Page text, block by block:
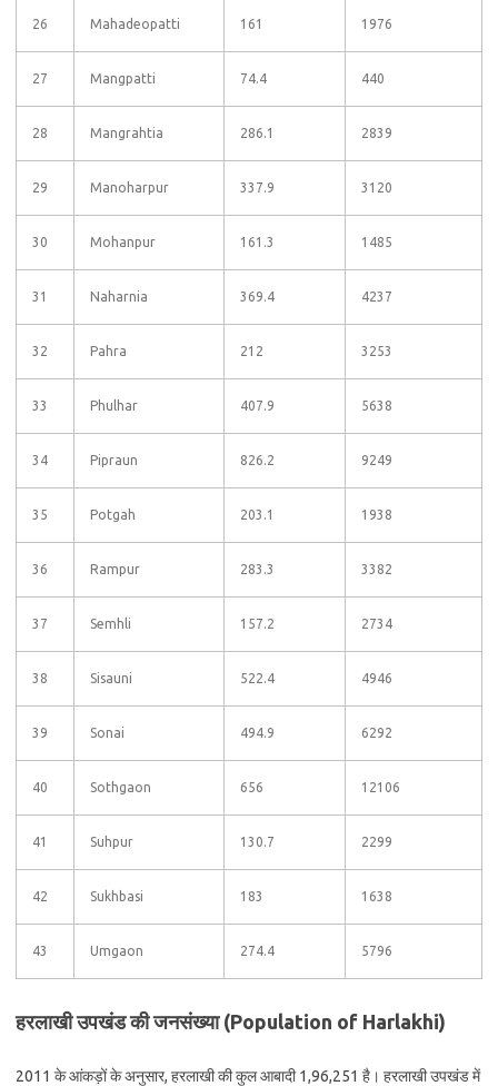
26 Mahadeopatti 161 1976
27 Mangpatti 74.4 440
28 Mangrahtia 286.1 2839
29 Manoharpur 337.9 3120
30 Mohanpur 161.3 1485
31 Naharnia 369.4 4237
32 Pahra 212 3253
33 Phulhar 407.9 5638
34 Pipraun 826.2 9249
35 Potgah 203.1 1938
36 Rampur 283.3 3382
37 Semhli 157.2 2734
38 Sisauni 522.4 4946
39 Sonai 494.9 6292
40 Sothgaon 656 12106
41 Suhpur 130.7 2299
42 Sukhbasi 183 1638
43 Umgaon 274.4 5796
हरलाखी उपखंड की जनसंख्या (Population of Harlakhi)
2011 के आंकड़ों के अनुसार, हरलाखी की कुल आबादी 1,96,251 है। हरलाखी उपखंड में